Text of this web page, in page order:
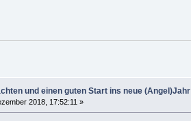
und einen guten Start ins neue (Angel)Jahr
2018, 17:52:11 »